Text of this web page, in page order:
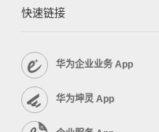
快速链接
华为企业业务 App
华为坤灵 App